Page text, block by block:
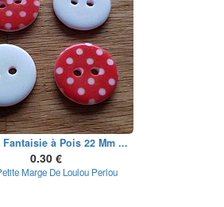
à Pois 22 Mm ...
0.30 €
Marge De Loulou Perlou